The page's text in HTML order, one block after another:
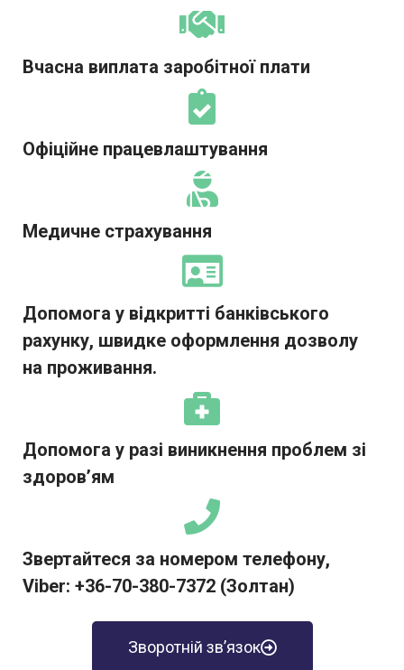
Вчасна виплата заробітної плати
Офіційне працевлаштування
Медичне страхування
Допомога у відкритті банківського
рахунку, швидке оформлення дозволу
на проживання.
Допомога у разі виникнення проблем зі
здоров’ям
Звертайтеся за номером телефону,
Viber: +36-70-380-7372 (Золтан)
Зворотній зв’язок